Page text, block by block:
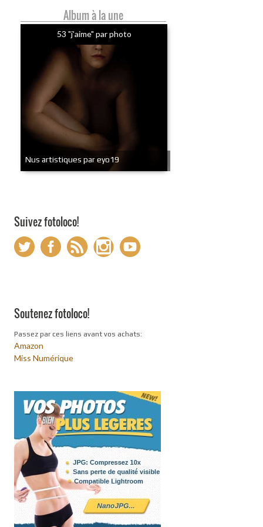
Album à la une
53 "j'aime" par photo
Nus artistiques par eyo19
Suivez fotoloco!
Soutenez fotoloco!
Passez par ces liens avant vos achats:
Amazon
Miss Numérique